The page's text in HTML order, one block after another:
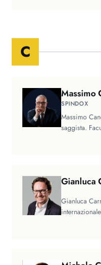
C
Massimo
SPINDOX
Massimo
saggista.
Gianluca
Gianluca